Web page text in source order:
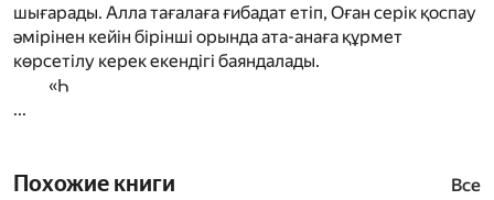
шығарады. Алла тағалаға ғибадат етіп, Оған серік қоспау
әмірінен кейін бірінші орында ата-анаға құрмет
көрсетілу керек екендігі баяндалады.
«Һ
...
Похожие книги Все